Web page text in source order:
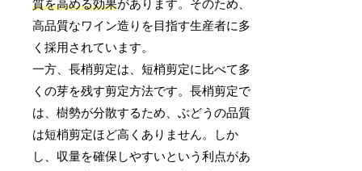
質を高める効果があります。そのため、
高品質なワイン造りを目指す生産者に多
く採用されています。
一方、長梢剪定は、短梢剪定に比べて多
くの芽を残す剪定方法です。長梢剪定で
は、樹勢が分散するため、ぶどうの品質
は短梢剪定ほど高くありません。しか
し、収量を確保しやすいという利点があ